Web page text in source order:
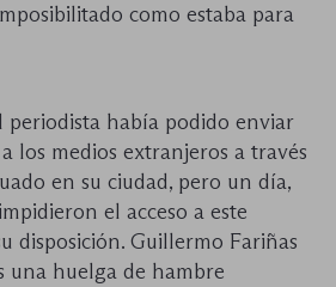
como estaba para
periodista había podido enviar
los medios extranjeros a través
en su ciudad, pero un día,
el acceso a este
disposición. Guillermo Fariñas
una huelga de hambre